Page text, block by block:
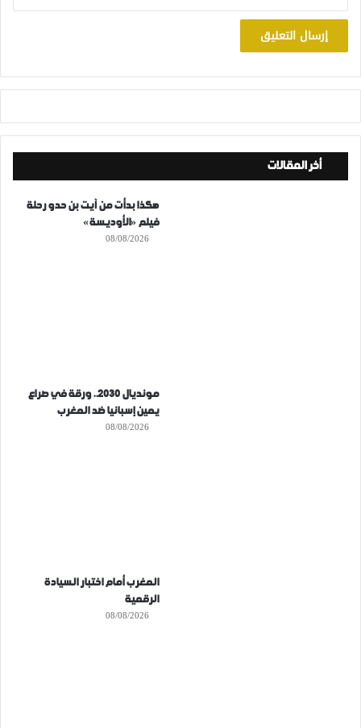
أخر المقالات
هكذا بدأت من آيت بن حدو رحلة
فيلم «الأوديسة»
08/08/2026
مونديال 2030.. ورقة في صراع
يمين إسبانيا ضد المغرب
08/08/2026
المغرب أمام اختبار السيادة
الرقمية
08/08/2026